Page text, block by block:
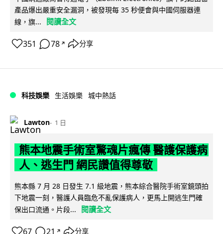
產品爆出嚴重安全漏洞，被發現每 35 秒便會與中國伺服器連
線，旗...
閱讀全文
351 78 ↗ 分享
科技娛樂 生活娛樂 城中熱話
Lawton 1 日
熊本地震手術室驚魂片瘋傳 醫護保護病
人、逃生門 網民讚值得尊敬
熊本縣 7 月 28 日發生 7.1 級地震，熊本綜合醫院手術室鏡頭拍
下地震一刻，醫護人員臨危不亂保護病人，更馬上開逃生門確
保出口流通。片段...
閱讀全文
67 21 ↗ 分享